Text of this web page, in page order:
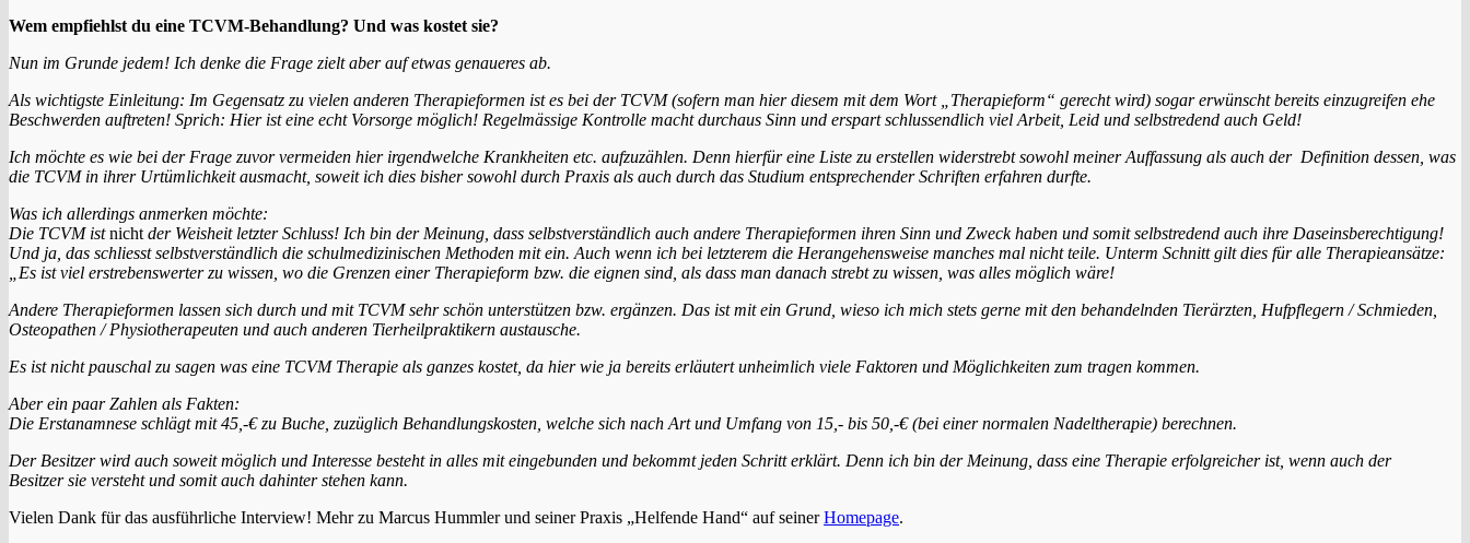
Wem empfiehlst du eine TCVM-Behandlung? Und was kostet sie?
Nun im Grunde jedem! Ich denke die Frage zielt aber auf etwas genaueres ab.
Als wichtigste Einleitung: Im Gegensatz zu vielen anderen Therapieformen ist es bei der TCVM (sofern man hier diesem mit dem Wort „Therapieform“ gerecht wird) sogar erwünscht bereits einzugreifen ehe
Beschwerden auftreten! Sprich: Hier ist eine echt Vorsorge möglich! Regelmässige Kontrolle macht durchaus Sinn und erspart schlussendlich viel Arbeit, Leid und selbstredend auch Geld!
Ich möchte es wie bei der Frage zuvor vermeiden hier irgendwelche Krankheiten etc. aufzuzählen. Denn hierfür eine Liste zu erstellen widerstrebt sowohl meiner Auffassung als auch der Definition dessen, was
die TCVM in ihrer Urtümlichkeit ausmacht, soweit ich dies bisher sowohl durch Praxis als auch durch das Studium entsprechender Schriften erfahren durfte.
Was ich allerdings anmerken möchte:
Die TCVM istnicht der Weisheit letzter Schluss! Ich bin der Meinung, dass selbstverständlich auch andere Therapieformen ihren Sinn und Zweck haben und somit selbstredend auch ihre Daseinsberechtigung!
Und ja, das schliesst selbstverständlich die schulmedizinischen Methoden mit ein. Auch wenn ich bei letzterem die Herangehensweise manches mal nicht teile. Unterm Schnitt gilt dies für alle Therapieansätze:
„Es ist viel erstrebenswerter zu wissen, wo die Grenzen einer Therapieform bzw. die eignen sind, als dass man danach strebt zu wissen, was alles möglich wäre!
Andere Therapieformen lassen sich durch und mit TCVM sehr schön unterstützen bzw. ergänzen. Das ist mit ein Grund, wieso ich mich stets gerne mit den behandelnden Tierärzten, Hufpflegern / Schmieden,
Osteopathen / Physiotherapeuten und auch anderen Tierheilpraktikern austausche.
Es ist nicht pauschal zu sagen was eine TCVM Therapie als ganzes kostet, da hier wie ja bereits erläutert unheimlich viele Faktoren und Möglichkeiten zum tragen kommen.
Aber ein paar Zahlen als Fakten:
Die Erstanamnese schlägt mit 45,-€ zu Buche, zuzüglich Behandlungskosten, welche sich nach Art und Umfang von 15,- bis 50,-€ (bei einer normalen Nadeltherapie) berechnen.
Der Besitzer wird auch soweit möglich und Interesse besteht in alles mit eingebunden und bekommt jeden Schritt erklärt. Denn ich bin der Meinung, dass eine Therapie erfolgreicher ist, wenn auch der
Besitzersie versteht und somit auch dahinter stehen kann.
Vielen Dank für das ausführliche Interview! Mehr zu Marcus Hummler und seiner Praxis „Helfende Hand“ auf seinerHomepage.